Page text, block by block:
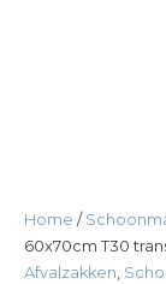
Home /
60x70cm T30
Afvalzakken,